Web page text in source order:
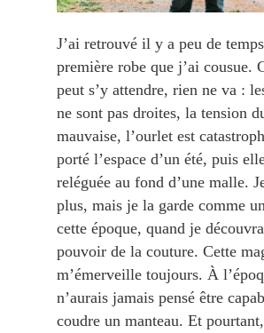
J’ai retrouvé il y a peu de
première robe que j’ai cousue.
peut s’y attendre, rien ne va :
ne sont pas droites, la tension
mauvaise, l’ourlet est
porté l’espace d’un été, puis
reléguée au fond d’une malle.
plus, mais je la garde comme
cette époque, quand je
pouvoir de la couture. Cette
m’émerveille toujours. À
n’aurais jamais pensé être
coudre un manteau. Et